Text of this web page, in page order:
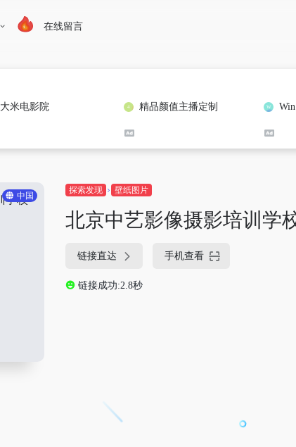
在线留言
大米电影院 精品颜值主播定制
中国
探索发现 壁纸图片
北京中艺影像摄影培训学
链接直达 手机查看
链接成功:2.8秒